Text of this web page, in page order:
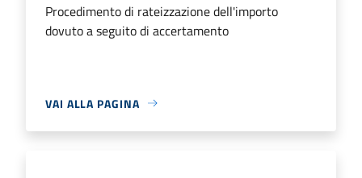
Procedimento di rateizzazione dell'importo
dovuto a seguito di accertamento
VAI ALLA PAGINA